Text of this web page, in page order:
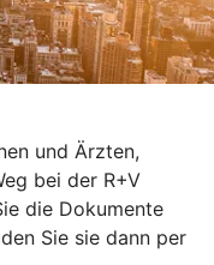
und Ärzten,
bei der R+V
die Dokumente
Sie sie dann per